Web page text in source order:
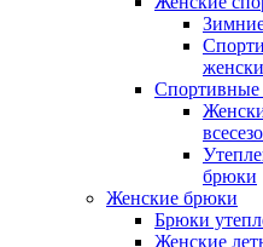
брюки
Женские брюки
Брюки
Женские